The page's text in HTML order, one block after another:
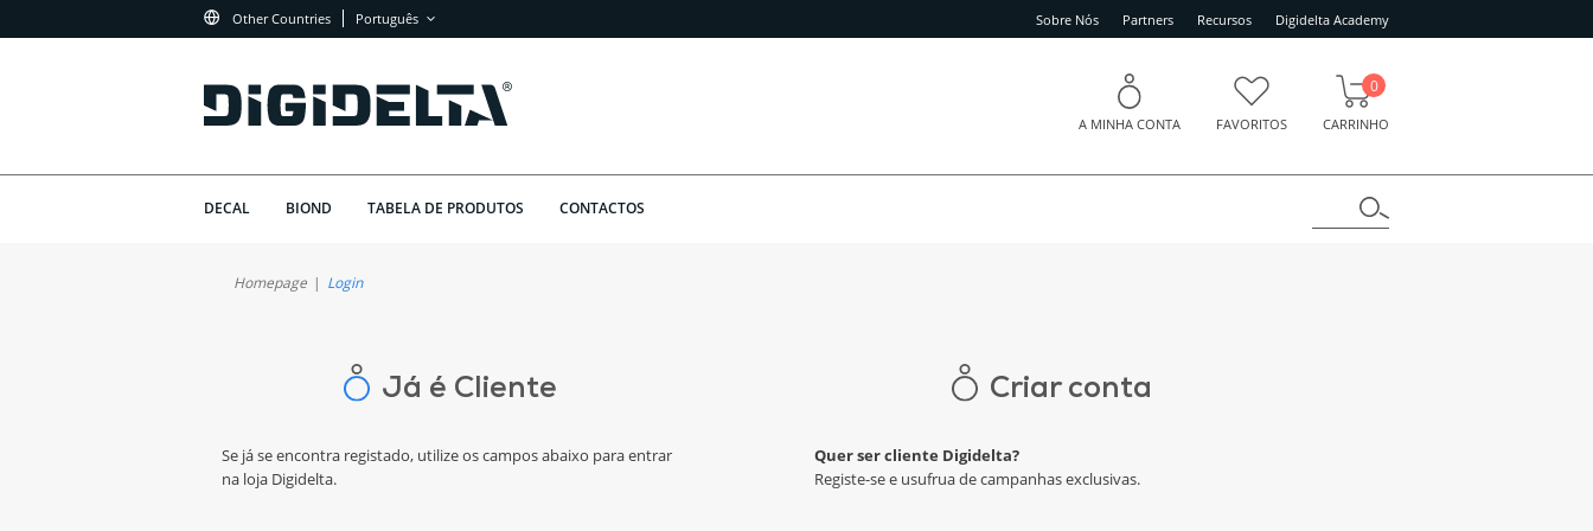
Other Countries Português Sobre Nós Partners Recursos Digidelta Academy
A MINHA CONTA FAVORITOS CARRINHO
0
DECAL BIOND TABELA DE PRODUTOS CONTACTOS
Homepage Login
Já é Cliente
Se já se encontra registado, utilize os campos abaixo para entrar
na loja Digidelta.
Criar conta
Quer ser cliente Digidelta?
Registe-se e usufrua de campanhas exclusivas.